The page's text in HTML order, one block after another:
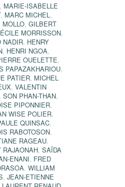
MARIE-ISABELLE
, MARC MICHEL,
MOLLO, GILBERT
MORRISSON,
NADIR, HENRY
, HENRI NGOA,
OUELETTE,
PAPAZAKHARIOU,
PATIER, MICHEL
, VALENTIN
, SON PHAN-THAN,
PIPONNIER,
WISE POLIER,
QUINSAC,
RABOTOSON,
RAGEAU,
RAJAONAH, SAÏDA
ENANI, FRED
, WILLIAM
, JEAN-ETIENNE